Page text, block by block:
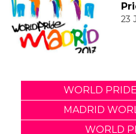
23
WORLD
MADRID
WORLD